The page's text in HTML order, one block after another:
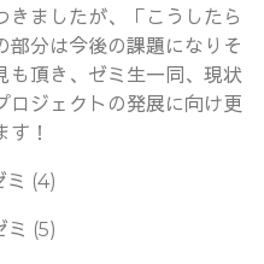
きましたが、「こうしたら
部分は今後の課題になりそ
も頂き、ゼミ生一同、現状
ロジェクトの発展に向け更
！